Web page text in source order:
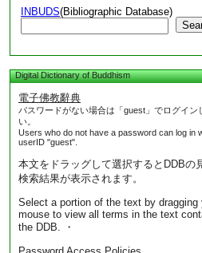
INBUDS(Bibliographic Database)
Digital Dictionary of Buddhism
電子佛教辭典
パスワードがない場合は「guest」でログイン
い。
Users who do not have a password can log in
userID "guest".
本文をドラッグして選択するとDDBの
検索結果が表示されます。
Select a portion of the text by dragging
mouse to view all terms in the text
the DDB. ・